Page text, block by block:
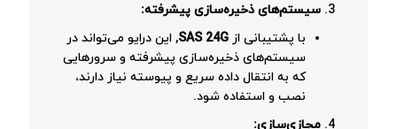
سیستم‌های ذخیره‌سازی پیشرفته:
با پشتیبانی از SAS 24G, این درایو می‌تواند در
سیستم‌های ذخیره‌سازی پیشرفته و سرورهایی
که به انتقال داده سریع و پیوسته نیاز دارند،
نصب و استفاده شود.
مجازی‌سازی: